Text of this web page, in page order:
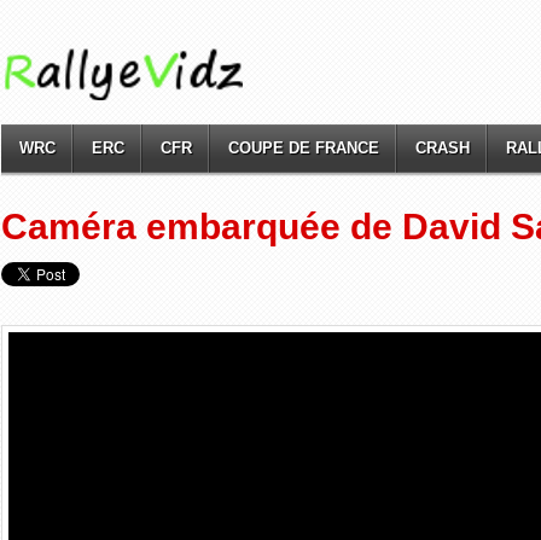
WRC ERC CFR COUPE DE FRANCE CRASH
Caméra embarquée de David